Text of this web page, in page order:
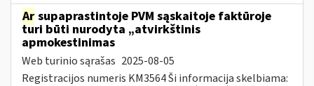
Ar supaprastintoje PVM sąskaitoje faktūroje
turi būti nurodyta „atvirkštinis
apmokestinimas
Web turinio sąrašas 2025-08-05
Registracijos numeris KM3564 Ši informacija skelbiama: